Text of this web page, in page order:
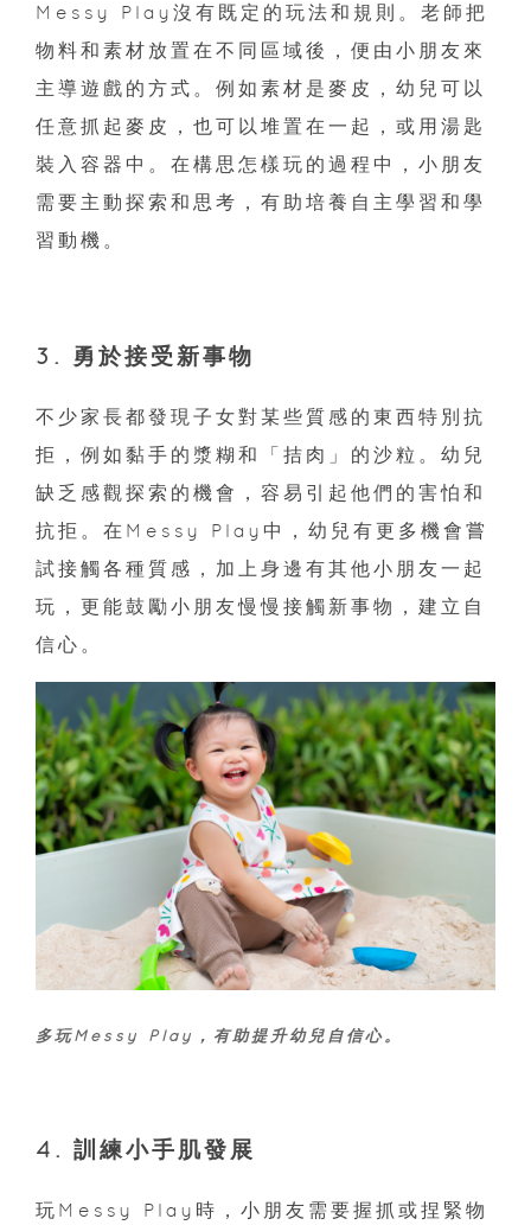
Messy Play沒有既定的玩法和規則。老師把
物料和素材放置在不同區域後，便由小朋友來
主導遊戲的方式。例如素材是麥皮，幼兒可以
任意抓起麥皮，也可以堆置在一起，或用湯匙
裝入容器中。在構思怎樣玩的過程中，小朋友
需要主動探索和思考，有助培養自主學習和學
習動機。
3. 勇於接受新事物
不少家長都發現子女對某些質感的東西特別抗
拒，例如黏手的漿糊和「拮肉」的沙粒。幼兒
缺乏感觀探索的機會，容易引起他們的害怕和
抗拒。在Messy Play中，幼兒有更多機會嘗
試接觸各種質感，加上身邊有其他小朋友一起
玩，更能鼓勵小朋友慢慢接觸新事物，建立自
信心。
多玩Messy Play，有助提升幼兒自信心。
4. 訓練小手肌發展
玩Messy Play時，小朋友需要握抓或捏緊物